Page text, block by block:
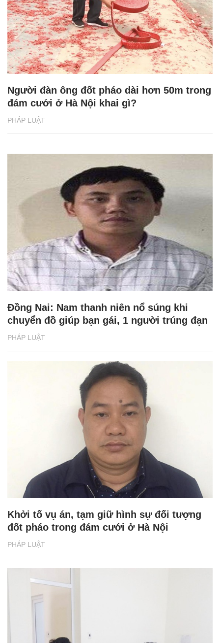
PHÁP LUẬT
Người đàn ông đốt pháo dài hơn 50m trong
đám cưới ở Hà Nội khai gì?
PHÁP LUẬT
Đồng Nai: Nam thanh niên nổ súng khi
chuyển đồ giúp bạn gái, 1 người trúng đạn
PHÁP LUẬT
Khởi tố vụ án, tạm giữ hình sự đối tượng
đốt pháo trong đám cưới ở Hà Nội